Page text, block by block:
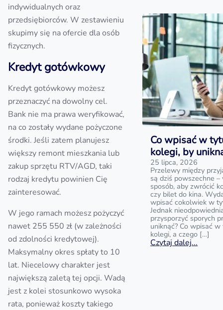
indywidualnych oraz
przedsiębiorców. W zestawieniu
skupimy się na ofercie dla osób
fizycznych.
Kredyt gotówkowy
Kredyt gotówkowy możesz
przeznaczyć na dowolny cel.
Bank nie ma prawa weryfikować,
na co zostały wydane pożyczone
środki. Jeśli zatem planujesz
większy remont mieszkania lub
zakup sprzętu RTV/AGD, taki
rodzaj kredytu powinien Cię
zainteresować.
W jego ramach możesz pożyczyć
nawet 255 550 zł (w zależności
od zdolności kredytowej).
Maksymalny okres spłaty to 10
lat. Niecelowy charakter jest
największą zaletą tej opcji. Wadą
jest z kolei stosunkowo wysoka
rata, ponieważ koszty takiego
Co wpisać w
kolegi, by
25 lipca, 2026
Przelewy między
są dziś powszechne
sposób, aby zwrócić
czy bilet do kina.
wpisać cokolwiek w
Jednak
przysporzyć sporych
uniknąć? Co wpisać
kolegi, a czego […]
Czytaj dalej...